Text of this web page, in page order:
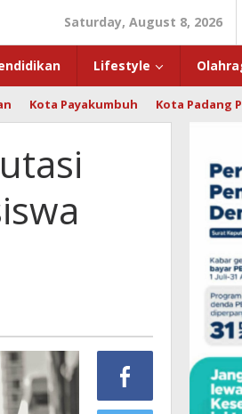
Saturday, August 8, 2026
Lifestyle
Kota Payakumbuh Kota Padang